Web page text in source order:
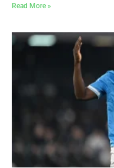
Read More »